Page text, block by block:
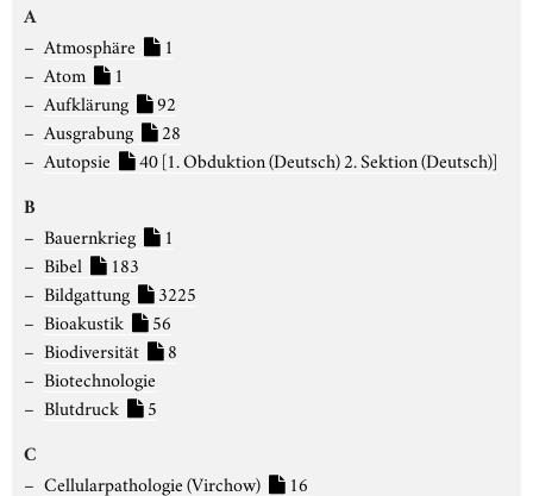
A
Atmosphäre
1
Atom
1
Aufklärung
92
Ausgrabung
28
Autopsie
40[1. Obduktion (Deutsch) 2. Sektion (Deutsch)]
B
Bauernkrieg
1
Bibel
183
Bildgattung
3225
Bioakustik
56
Biodiversität
8
Biotechnologie
Blutdruck
5
C
Cellularpathologie (Virchow)
16